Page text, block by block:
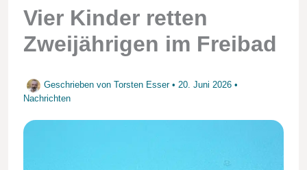
Vier Kinder retten
Zweijährigen im Freibad
Geschrieben von Torsten Esser • 20. Juni 2026 •
Nachrichten